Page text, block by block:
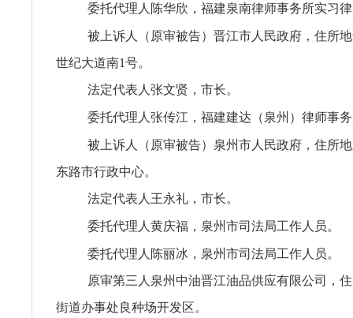
委托代理人陈华欣，福建泉南律师事务所实习
被上诉人（原审被告）晋江市人民政府，住所
世纪大道南1号。
法定代表人张文贤，市长。
委托代理人张传江，福建建达（泉州）律师事
被上诉人（原审被告）泉州市人民政府，住所
东路市行政中心。
法定代表人王永礼，市长。
委托代理人黄庆福，泉州市司法局工作人员。
委托代理人陈丽冰，泉州市司法局工作人员。
原审第三人泉州中油晋江油品供应有限公司，
街道办事处良种场开发区。